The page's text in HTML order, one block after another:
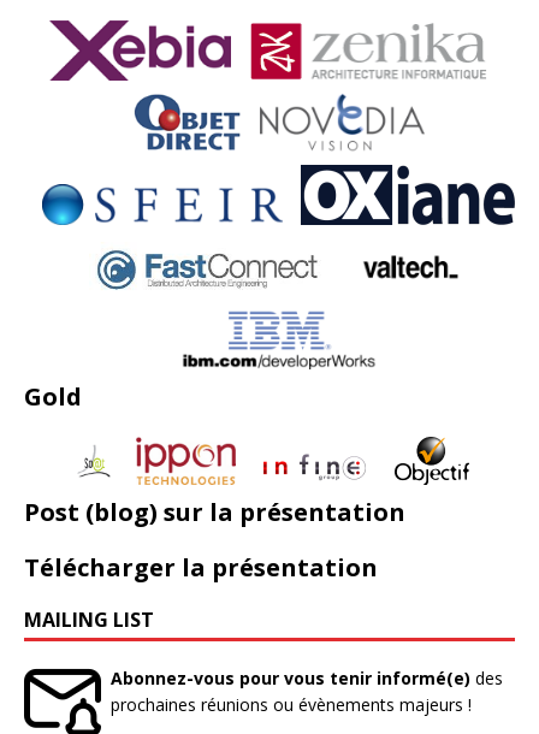
Gold
Post (blog) sur la présentation
Télécharger la présentation
MAILING LIST
Abonnez-vous pour vous tenir informé(e) des
prochaines réunions ou évènements majeurs !